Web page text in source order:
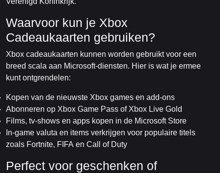
Waarvoor kun je Xbox
Cadeaukaarten gebruiken?
Xbox cadeaukaarten kunnen worden gebruikt voor een
breed scala aan Microsoft-diensten. Hier is wat je ermee
kunt ontgrendelen:
Kopen van de nieuwste Xbox games en add-ons
Abonneren op Xbox Game Pass of Xbox Live Gold
Films, tv-shows en apps kopen in de Microsoft Store
In-game valuta en items verkrijgen voor populaire titels
zoals Fortnite, FIFA en Call of Duty
Perfect voor geschenken of